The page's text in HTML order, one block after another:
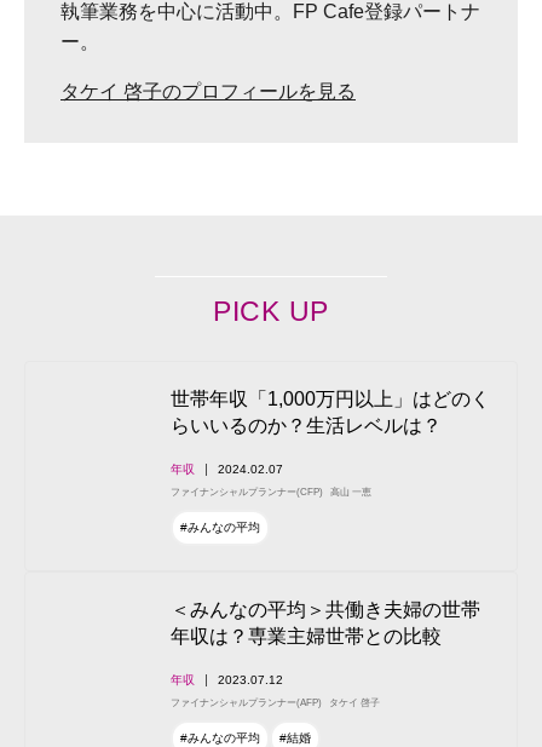
執筆業務を中心に活動中。FP Cafe登録パートナ
ー。
タケイ 啓子のプロフィールを見る
PICK UP
世帯年収「1,000万円以上」はどのく
らいいるのか？生活レベルは？
年収 2024.02.07
ファイナンシャルプランナー(CFP) 高山 一恵
#みんなの平均
＜みんなの平均＞共働き夫婦の世帯
年収は？専業主婦世帯との比較
年収 2023.07.12
ファイナンシャルプランナー(AFP) タケイ 啓子
#みんなの平均 #結婚